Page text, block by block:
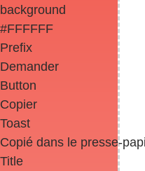
background
#FFFFFF
Prefix
Demander
Button
Copier
Toast
Copié dans le presse-
Title